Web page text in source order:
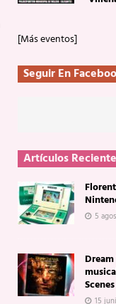
[Más eventos]
Seguir En
Artículos
5
15